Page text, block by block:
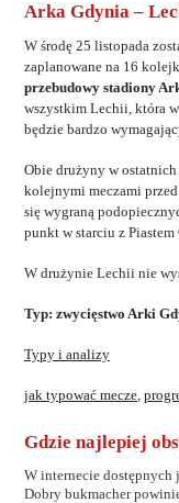
Arka Gdynia –
W środę 25 listopada
zaplanowane na 16
przebudowy stadiony
wszystkim Lechii, która
będzie bardzo
Obie drużyny w
kolejnymi meczami
się wygraną
punkt w starciu z
W drużynie Lechii nie
Typ: zwycięstwo Arki
Typy i analizy
jak typować mecze,
Gdzie najlepiej
W internecie dostępnych
Dobry bukmacher